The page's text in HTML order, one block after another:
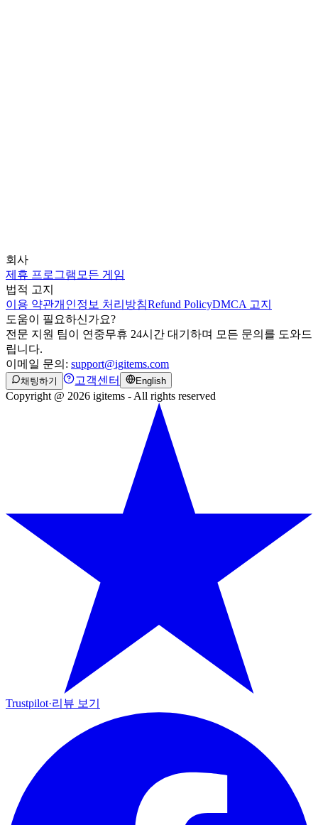
회사
제휴 프로그램 모든 게임
법적 고지
이용 약관개인정보 처리방침Refund PolicyDMCA 고지
도움이 필요하신가요?
전문 지원 팀이 연중무휴 24시간 대기하며 모든 문의를 도와드
립니다.
이메일 문의: support@igitems.com
채팅하기 고객센터 English
Copyright @ 2026 igitems - All rights reserved
Trustpilot·리뷰 보기